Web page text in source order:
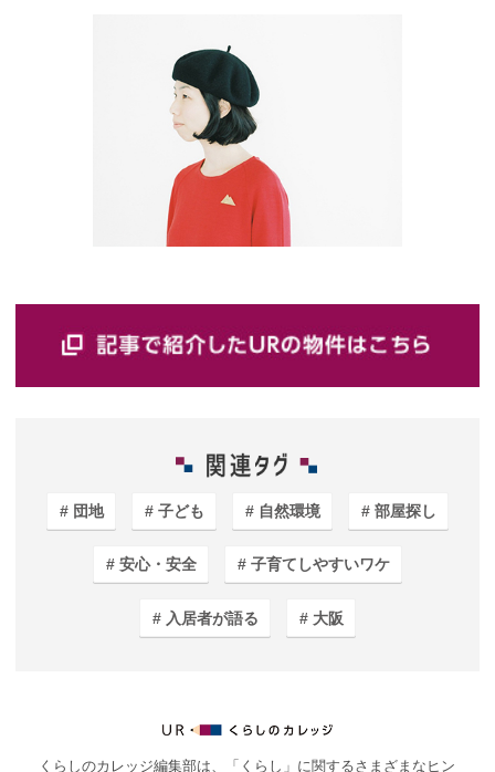
団地 子ども 自然環境 部屋探し
安心・安全 子育てしやすいワケ
入居者が語る 大阪
くらしのカレッジ編集部は、「くらし」に関するさまざまなヒン